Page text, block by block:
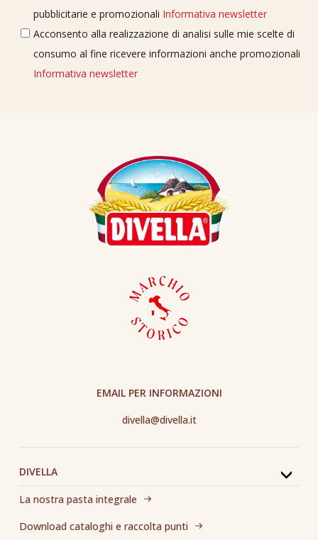
pubblicitarie e promozionali Informativa newsletter
Acconsento alla realizzazione di analisi sulle mie scelte di
consumo al fine ricevere informazioni anche promozionali
Informativa newsletter
DIVELLA
La nostra pasta integrale
Download cataloghi e raccolta punti
EMAIL PER INFORMAZIONI
divella@divella.it